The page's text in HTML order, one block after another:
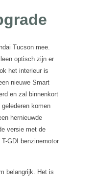
Tucson mee.
optisch zijn er
het interieur is
nieuwe Smart
en zal binnenkort
komen
hernieuwde
versie met de
GDI benzinemotor
belangrijk. Het is